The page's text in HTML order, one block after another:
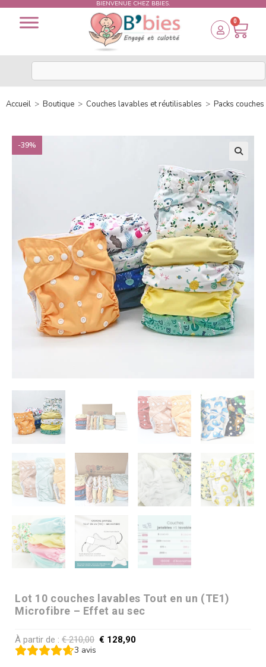
BIENVENUE CHEZ BBIES.
0
Accueil > Boutique > Couches lavables et réutilisables > Packs
-39%
Lot 10 couches lavables Tout en un (TE1)
Microfibre – Effet au sec
À partir de : €210,00 € 128,90
3 avis